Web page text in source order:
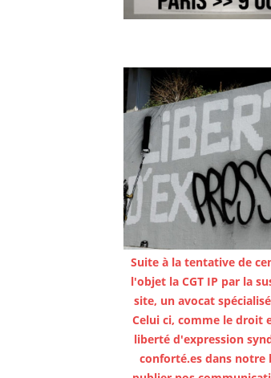
Suite à la tentative de
l'objet la CGT IP par la
site, un avocat
Celui ci, comme le droit
liberté d'expression
conforté.es dans notre